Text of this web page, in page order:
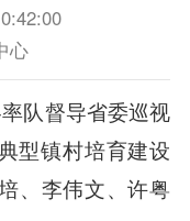
心
队督导省委巡视
型镇村培育建设
、李伟文、许粤